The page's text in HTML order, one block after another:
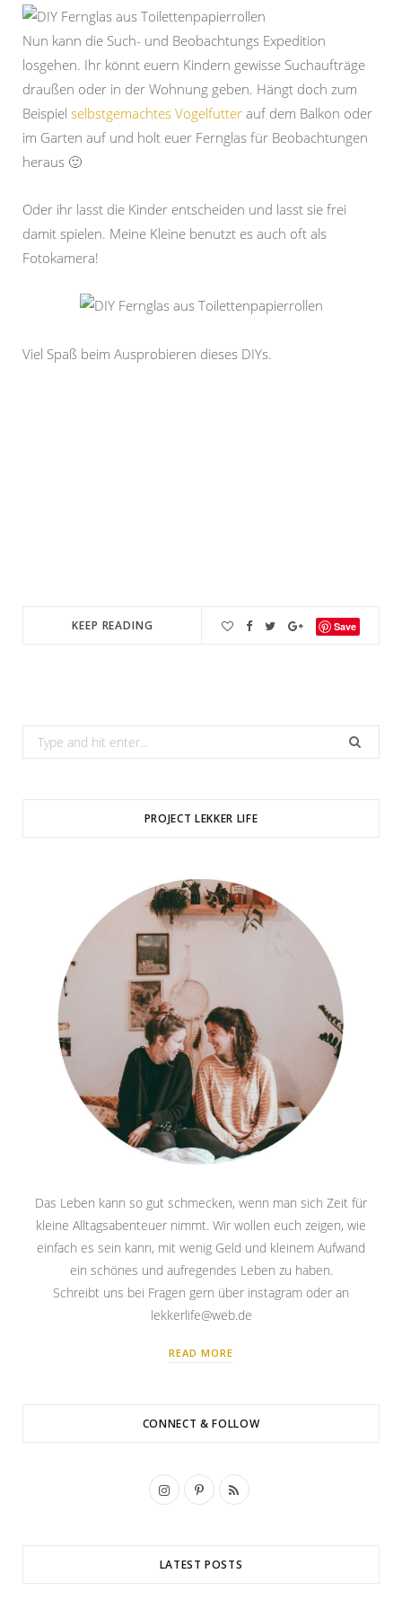
Nun kann die Such- und Beobachtungs Expedition
losgehen. Ihr könnt euern Kindern gewisse Suchaufträge
draußen oder in der Wohnung geben. Hängt doch zum
Beispiel selbstgemachtes Vogelfutter auf dem Balkon oder
im Garten auf und holt euer Fernglas für Beobachtungen
heraus 🙂
Oder ihr lasst die Kinder entscheiden und lasst sie frei
damit spielen. Meine Kleine benutzt es auch oft als
Fotokamera!
Viel Spaß beim Ausprobieren dieses DIYs.
KEEP READING Save
Search
for:
PROJECT LEKKER LIFE
Das Leben kann so gut schmecken, wenn man sich Zeit für
kleine Alltagsabenteuer nimmt. Wir wollen euch zeigen, wie
einfach es sein kann, mit wenig Geld und kleinem Aufwand
ein schönes und aufregendes Leben zu haben.
Schreibt uns bei Fragen gern über instagram oder an
lekkerlife@web.de
READ MORE
CONNECT & FOLLOW
I
P
R
LATEST POSTS